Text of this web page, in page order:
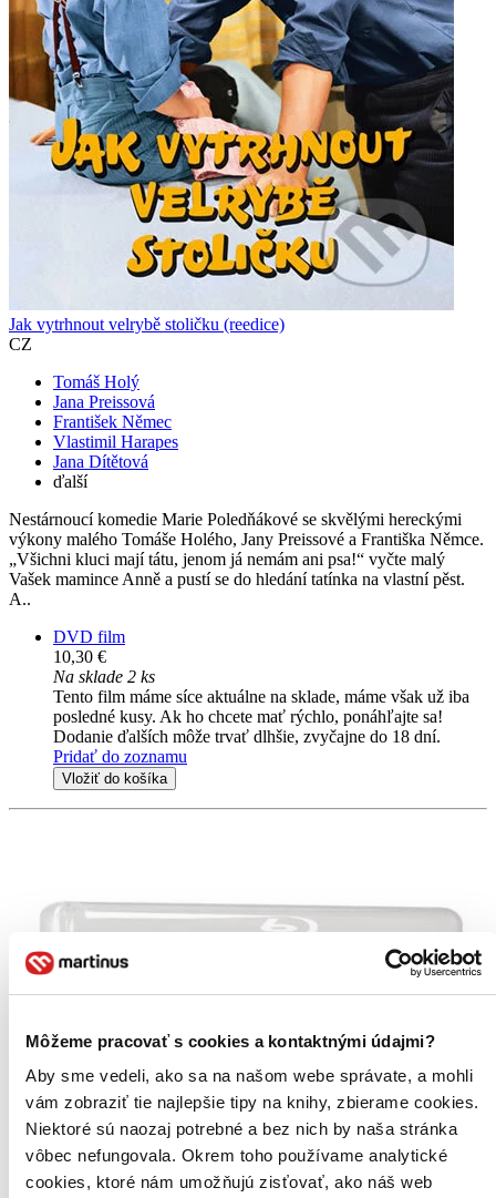
Môžeme pracovať s cookies a kontaktnými údajmi?
Aby sme vedeli, ako sa na našom webe správate, a mohli
vám zobraziť tie najlepšie tipy na knihy, zbierame cookies.
Niektoré sú naozaj potrebné a bez nich by naša stránka
vôbec nefungovala. Okrem toho používame analytické
cookies, ktoré nám umožňujú zisťovať, ako náš web
Jak vytrhnout velrybě stoličku (reedice)
CZ
Tomáš Holý
Jana Preissová
František Němec
Vlastimil Harapes
Jana Dítětová
ďalší
Nestárnoucí komedie Marie Poledňákové se skvělými hereckými
výkony malého Tomáše Holého, Jany Preissové a Františka Němce.
„Všichni kluci mají tátu, jenom já nemám ani psa!“ vyčte malý
Vašek mamince Anně a pustí se do hledání tatínka na vlastní pěst.
A..
DVD film
10,30 €
Na sklade 2 ks
Tento film máme síce aktuálne na sklade, máme však už iba
posledné kusy. Ak ho chcete mať rýchlo, ponáhľajte sa!
Dodanie ďalších môže trvať dlhšie, zvyčajne do 18 dní.
Pridať do zoznamu
Vložiť do košíka